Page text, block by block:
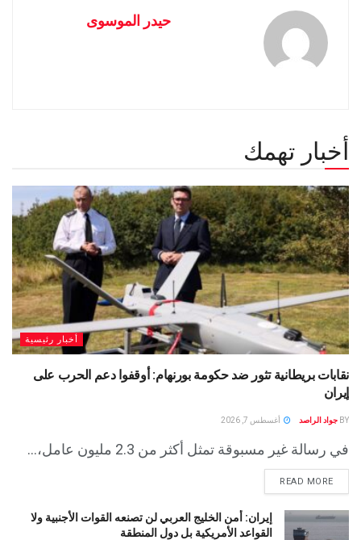
حيدر الموسوى
أخبار تهمك
أخبار رئيسية
نقابات بريطانية تثور ضد حكومة بورنهام: أوقفوا دعم الحرب على
إيران
BY جواد الراصد أغسطس 7, 2026
في رسالة غير مسبوقة تمثل أكثر من 2.3 مليون عامل،...
READ MORE
إيران: أمن الخليج العربي لن تصنعه القوات الأجنبية ولا
القواعد الأمريكية بل دول المنطقة